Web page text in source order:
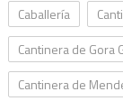
Caballería
Cantinera de Gora
Cantinera de